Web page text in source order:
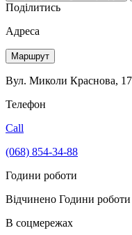
Поділитись
Адреса
Маршрут
Вул. Миколи Краснова,
Телефон
Call
(068) 854-34-88
Години роботи
Відчинено Години роботи
В соцмережах